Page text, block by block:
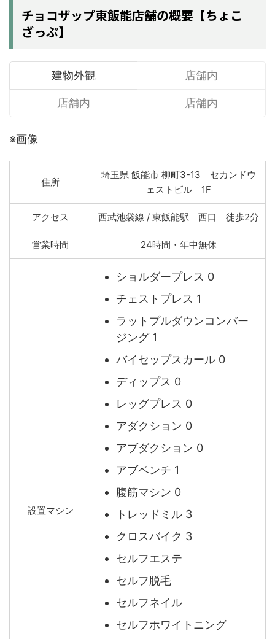
チョコザップ東飯能店舗の概要【ちょこ
ざっぷ】
建物外観 店舗内
店舗内 店舗内
※画像
住所
埼玉県 飯能市 柳町3-13 セカンドウ
ェストビル 1F
アクセス 西武池袋線 / 東飯能駅 西口 徒歩2分
営業時間 24時間・年中無休
設置マシン
ショルダープレス 0
チェストプレス 1
ラットプルダウンコンバー
ジング 1
バイセップスカール 0
ディップス 0
レッグプレス 0
アダクション 0
アブダクション 0
アブベンチ 1
腹筋マシン 0
トレッドミル 3
クロスバイク 3
セルフエステ
セルフ脱毛
セルフネイル
セルフホワイトニング